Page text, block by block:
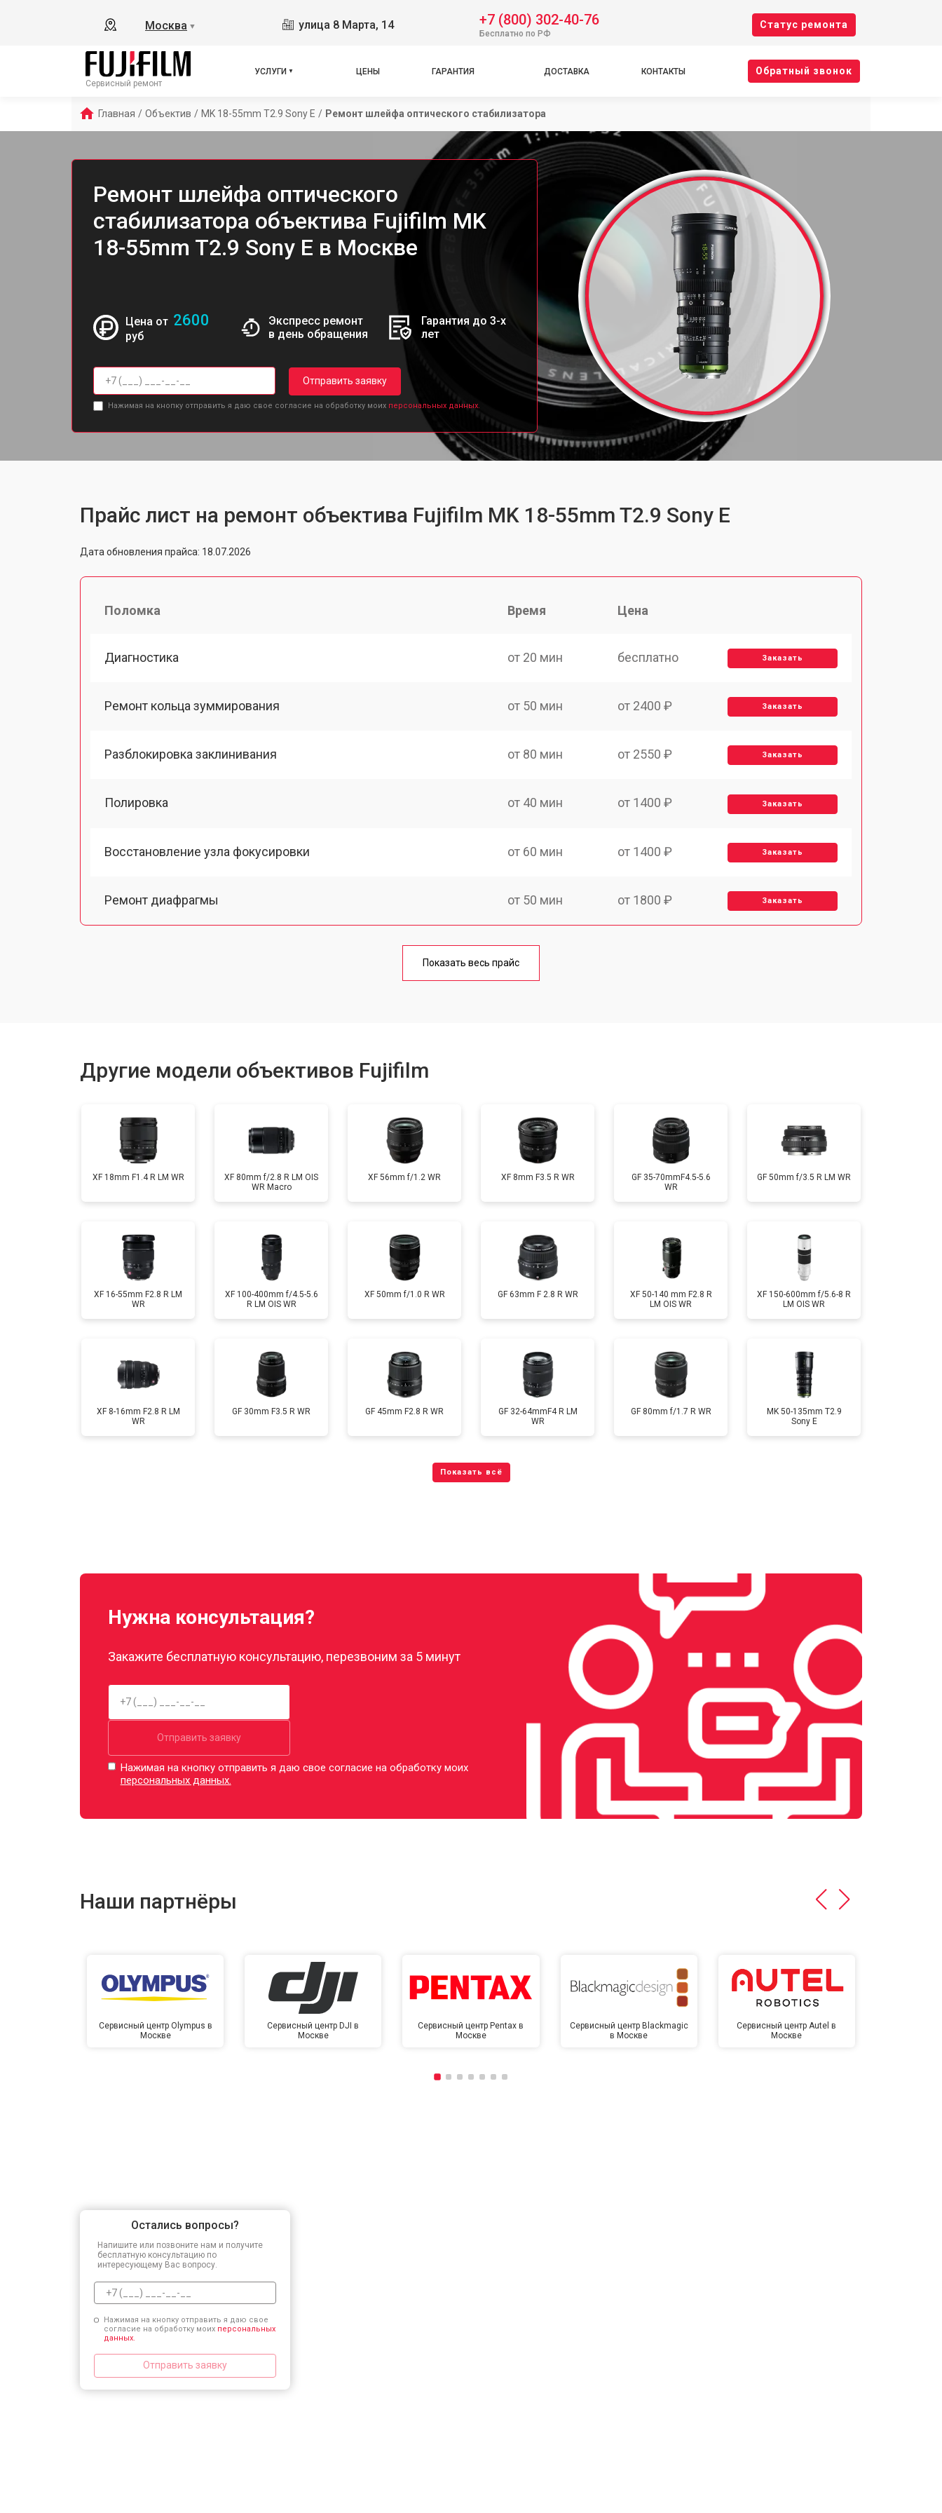
Москва ▼ улица 8 Марта, 14 +7 (800) 302-40-76
Бесплатно по РФ
Cтатус ремонта
Сервисный ремонт
УСЛУГИ ЦЕНЫ ГАРАНТИЯ ДОСТАВКА КОНТАКТЫ Oбратный звонок
Главная / Объектив / MK 18-55mm T2.9 Sony E / Ремонт шлейфа оптического стабилизатора
Ремонт шлейфа оптического
стабилизатора объектива Fujifilm MK
18-55mm T2.9 Sony E в Москве
Цена от 2600
руб
Экспресс ремонт
в день обращения
Гарантия до 3-х
лет
Отправить заявку
Нажимая на кнопку отправить я даю свое согласие на обработку моих персональных данных.
Прайс лист на ремонт объектива Fujifilm MK 18-55mm T2.9 Sony E
Дата обновления прайса: 18.07.2026
Поломка Время Цена
Диагностика от 20 мин бесплатно Заказать
Ремонт кольца зуммирования от 50 мин от 2400 ₽ Заказать
Разблокировка заклинивания от 80 мин от 2550 ₽ Заказать
Полировка от 40 мин от 1400 ₽ Заказать
Восстановление узла фокусировки от 60 мин от 1400 ₽ Заказать
Ремонт диафрагмы от 50 мин от 1800 ₽ Заказать
от 60 мин
Показать весь прайс
Другие модели объективов Fujifilm
XF 18mm F1.4 R LM WR
XF 80mm f/2.8 R LM OIS
WR Macro
XF 56mm f/1.2 WR XF 8mm F3.5 R WR
GF 35-70mmF4.5-5.6
WR
GF 50mm f/3.5 R LM WR
XF 16-55mm F2.8 R LM
WR
XF 100-400mm f/4.5-5.6
R LM OIS WR
XF 50mm f/1.0 R WR GF 63mm F 2.8 R WR
XF 50-140 mm F2.8 R
LM OIS WR
XF 150-600mm f/5.6-8 R
LM OIS WR
XF 8-16mm F2.8 R LM
WR
GF 30mm F3.5 R WR GF 45mm F2.8 R WR
GF 32-64mmF4 R LM
WR
GF 80mm f/1.7 R WR
MK 50-135mm T2.9
Sony E
Нужна консультация?
Закажите бесплатную консультацию, перезвоним за 5 минут
Отправить заявку
Нажимая на кнопку отправить я даю свое согласие на обработку моих
персональных данных.
Наши партнёры
Сервисный центр Olympus в
Москве
Сервисный центр DJI в
Москве
Сервисный центр Pentax в
Москве
Сервисный центр Blackmagic
в Москве
Сервисный центр Autel в
Москве
Остались вопросы?
Напишите или позвоните нам и получите
бесплатную консультацию по
интересующему Вас вопросу.
Нажимая на кнопку отправить я даю свое
согласие на обработку моих персональных
данных.
Отправить заявку